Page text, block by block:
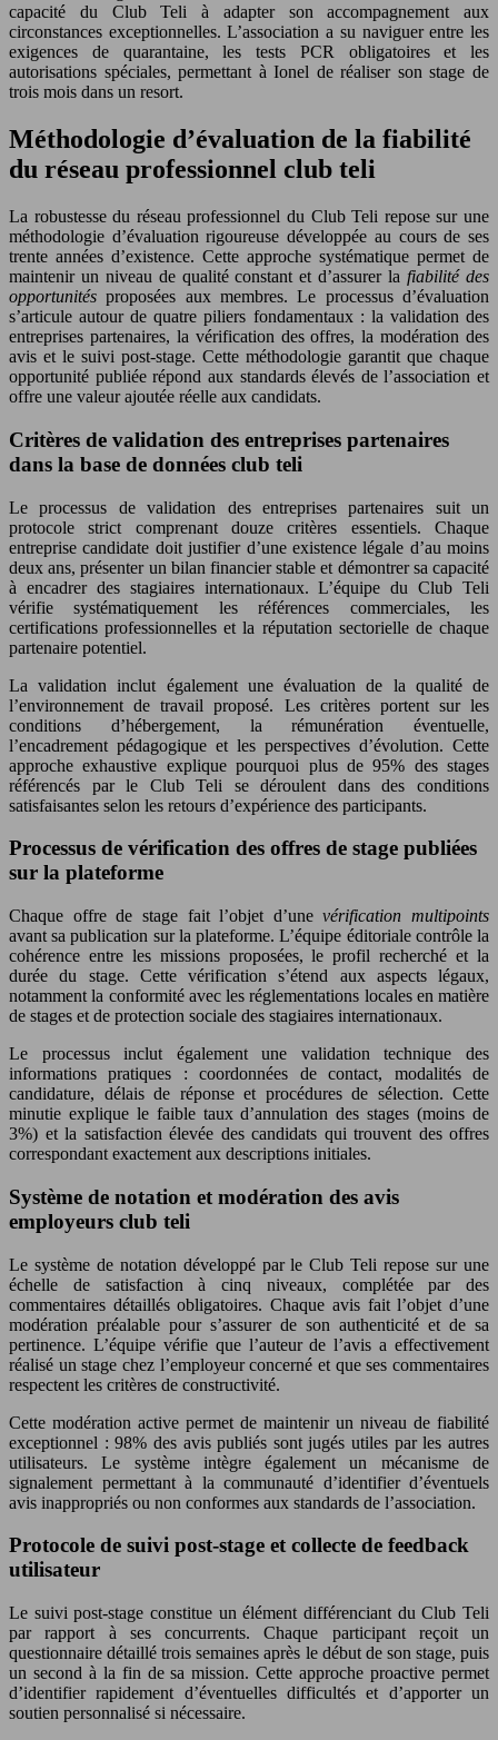
capacité du Club Teli à adapter son accompagnement aux
circonstances exceptionnelles. L’association a su naviguer entre les
exigences de quarantaine, les tests PCR obligatoires et les
autorisations spéciales, permettant à Ionel de réaliser son stage de
trois mois dans un resort.
Méthodologie d’évaluation de la fiabilité
du réseau professionnel club teli
La robustesse du réseau professionnel du Club Teli repose sur une
méthodologie d’évaluation rigoureuse développée au cours de ses
trente années d’existence. Cette approche systématique permet de
maintenir un niveau de qualité constant et d’assurer la fiabilité des
opportunitésproposées aux membres. Le processus d’évaluation
s’articule autour de quatre piliers fondamentaux : la validation des
entreprises partenaires, la vérification des offres, la modération des
avis et le suivi post-stage. Cette méthodologie garantit que chaque
opportunité publiée répond aux standards élevés de l’association et
offre une valeur ajoutée réelle aux candidats.
Critères de validation des entreprises partenaires
dans la base de données club teli
Le processus de validation des entreprises partenaires suit un
protocole strict comprenant douze critères essentiels. Chaque
entreprise candidate doit justifier d’une existence légale d’au moins
deux ans, présenter un bilan financier stable et démontrer sa capacité
à encadrer des stagiaires internationaux. L’équipe du Club Teli
vérifie systématiquement les références commerciales, les
certifications professionnelles et la réputation sectorielle de chaque
partenaire potentiel.
La validation inclut également une évaluation de la qualité de
l’environnement de travail proposé. Les critères portent sur les
conditions d’hébergement, la rémunération éventuelle,
l’encadrement pédagogique et les perspectives d’évolution. Cette
approche exhaustive explique pourquoi plus de 95% des stages
référencés par le Club Teli se déroulent dans des conditions
satisfaisantes selon les retours d’expérience des participants.
Processus de vérification des offres de stage publiées
sur la plateforme
Chaque offre de stage fait l’objet d’unevérification multipoints
avant sa publication sur la plateforme. L’équipe éditoriale contrôle la
cohérence entre les missions proposées, le profil recherché et la
durée du stage. Cette vérification s’étend aux aspects légaux,
notamment la conformité avec les réglementations locales en matière
de stages et de protection sociale des stagiaires internationaux.
Le processus inclut également une validation technique des
informations pratiques : coordonnées de contact, modalités de
candidature, délais de réponse et procédures de sélection. Cette
minutie explique le faible taux d’annulation des stages (moins de
3%) et la satisfaction élevée des candidats qui trouvent des offres
correspondant exactement aux descriptions initiales.
Système de notation et modération des avis
employeurs club teli
Le système de notation développé par le Club Teli repose sur une
échelle de satisfaction à cinq niveaux, complétée par des
commentaires détaillés obligatoires. Chaque avis fait l’objet d’une
modération préalable pour s’assurer de son authenticité et de sa
pertinence. L’équipe vérifie que l’auteur de l’avis a effectivement
réalisé un stage chez l’employeur concerné et que ses commentaires
respectent les critères de constructivité.
Cette modération active permet de maintenir un niveau de fiabilité
exceptionnel : 98% des avis publiés sont jugés utiles par les autres
utilisateurs. Le système intègre également un mécanisme de
signalement permettant à la communauté d’identifier d’éventuels
avis inappropriés ou non conformes aux standards de l’association.
Protocole de suivi post-stage et collecte de feedback
utilisateur
Le suivi post-stage constitue un élément différenciant du Club Teli
par rapport à ses concurrents. Chaque participant reçoit un
questionnaire détaillé trois semaines après le début de son stage, puis
un second à la fin de sa mission. Cette approche proactive permet
d’identifier rapidement d’éventuelles difficultés et d’apporter un
soutien personnalisé si nécessaire.